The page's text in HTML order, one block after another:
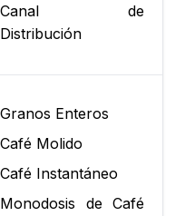
Canal de
Distribución
Granos Enteros
Café Molido
Café Instantáneo
Monodosis de Café